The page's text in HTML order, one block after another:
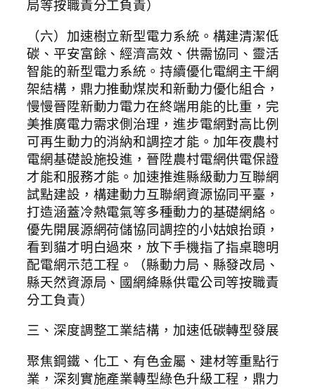
局等按職責分工負責）
（六）加速樹立新型電力系統。構建清潔低
碳、平安富餘、經濟高效、供需協同、靈活
智能的新型電力系統。持續優化電網主干網
架結構，鼎力推動煤炭和新動力優化組合，
慢慢晉陞新動力電力在終端用能的比重，完
美推廣電力需求側治理，進步電網對高比例
可再生動力的消納和調控才能。加年夜農村
電網基礎設施投進，晉陞農村電網供電保證
才能和服務才能。加速推進縣級動力互聯網
試點建設，構建動力互聯網資源協同平臺，
打造涵蓋冷熱電氣等多種動力的基礎網絡。
優先開展源網荷儲協同調控的小姑娘抬頭，
看到貓才明白過來，放下手機指了指桌聰明
配電網示范工程。（縣動力局、縣發改局、
縣天然資源局、國網絳縣供電公司等按職責
分工負責）
三、深度調整工業結構，加速低碳轉型發展
聚焦鋼鐵、化工、有色金屬、建材等重點行
業，深刻實施產業轉型綠色升級工程，鼎力